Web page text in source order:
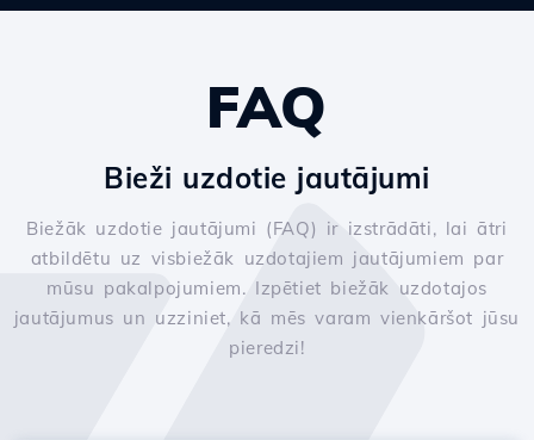
FAQ
Bieži uzdotie jautājumi
Biežāk uzdotie jautājumi (FAQ) ir izstrādāti, lai ātri
atbildētu uz visbiežāk uzdotajiem jautājumiem par
mūsu pakalpojumiem. Izpētiet biežāk uzdotajos
jautājumus un uzziniet, kā mēs varam vienkāršot jūsu
pieredzi!